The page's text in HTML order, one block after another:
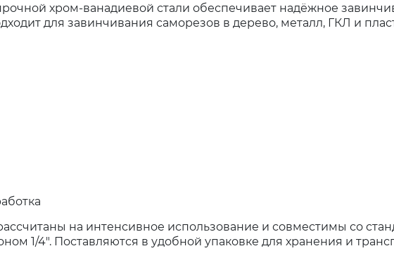
хром-ванадиевой стали обеспечивает надёжное
для завинчивания саморезов в дерево, металл, ГКЛ и
на интенсивное использование и совместимы со
1/4". Поставляются в удобной упаковке для хранения и